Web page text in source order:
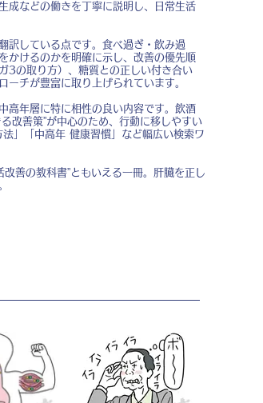
成などの働きを丁寧に説明し、日常生活
訳している点です。食べ過ぎ・飲み過
かけるのかを明確に示し、改善の優先順
3の取り方）、糖質との正しい付き合い
チが豊富に取り上げられています。
高年層に特に相性の良い内容です。飲酒
改善策”が中心のため、行動に移しやすい
」「中高年 健康習慣」など幅広い検索ワ
善の教科書”ともいえる一冊。肝臓を正し